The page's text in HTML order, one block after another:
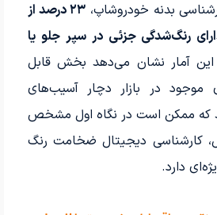
بدنه خودروشاپ،
۲۳ درصد از
مدل ۱۴۰۰ دارای رنگ‌شدگی جزئی در سپر جلو یا
آمار نشان می‌دهد بخش قابل
موجود در بازار دچار آسیب‌های
ممکن است در نگاه اول مشخص
کارشناسی دیجیتال ضخامت رنگ
دارد.